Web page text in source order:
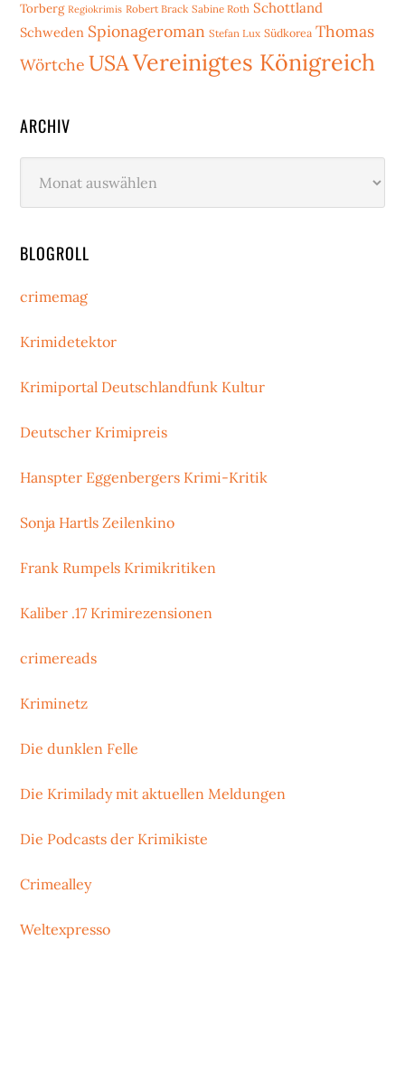
Torberg Regiokrimis Robert Brack Sabine Roth Schottland
Schweden Spionageroman Stefan Lux Südkorea Thomas
Wörtche USAVereinigtes Königreich
ARCHIV
BLOGROLL
crimemag
Krimidetektor
Krimiportal Deutschlandfunk Kultur
Deutscher Krimipreis
Hanspter Eggenbergers Krimi-Kritik
Sonja Hartls Zeilenkino
Frank Rumpels Krimikritiken
Kaliber .17 Krimirezensionen
crimereads
Kriminetz
Die dunklen Felle
Die Krimilady mit aktuellen Meldungen
Die Podcasts der Krimikiste
Crimealley
Weltexpresso